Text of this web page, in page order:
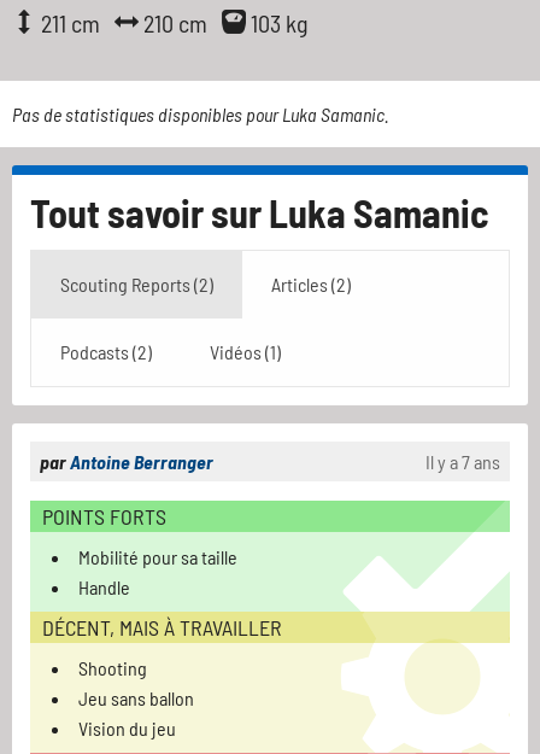
211 cm
210 cm 103 kg
Pas de statistiques disponibles pour Luka Samanic.
Tout savoir surLuka Samanic
Scouting Reports (2) Articles (2)
Podcasts (2) Vidéos (1)
parAntoine Berranger Il y a 7 ans
POINTS FORTS
Mobilité pour sa taille
Handle
DÉCENT, MAIS À TRAVAILLER
Shooting
Jeu sans ballon
Vision du jeu